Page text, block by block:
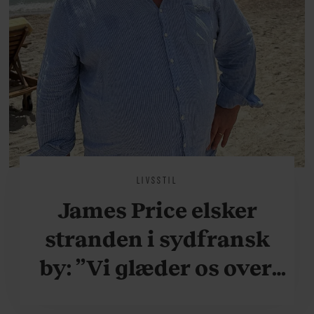
LIVSSTIL
James Price elsker
stranden i sydfransk
by: ”Vi glæder os over,